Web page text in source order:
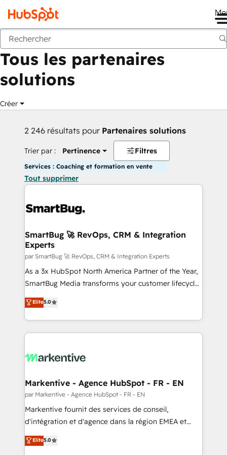
Retour
Tous les partenaires
solutions
Créer
2 246 résultats pour Partenaires solutions
Trier par : Pertinence Filtres
Services : Coaching et formation en vente
Tout supprimer
SmartBug 🚀 RevOps, CRM & Integration
Experts
par SmartBug 🚀 RevOps, CRM & Integration Experts
As a 3x HubSpot North America Partner of the Year,
SmartBug Media transforms your customer lifecycle
into a revenue engine. Our unified ecosystem
includes specialized divisions Globalia (AI &
Software) and Point Success Media (Paid Media),
making this the official home for all three brands. 🔄
and system integrations powered by Globalia’s
trainers to drive platform adoption. 📈 Revenue
Generation - Full-funnel marketing and high-
performance advertising via Point Success Media. -
Expert deployment of Breeze AI and custom agents
accreditations and deep HIPAA-compliance
Elite5.0
Markentive - Agence HubSpot - FR - EN
par Markentive - Agence HubSpot - FR - EN
Markentive fournit des services de conseil,
d'intégration et d'agence dans la région EMEA et
North America. Avec plus de 115 experts en
marketing automation, Growth, Revops, CRM et
Elite5.0